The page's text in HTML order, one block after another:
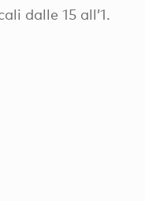
dalle 15 all’1.